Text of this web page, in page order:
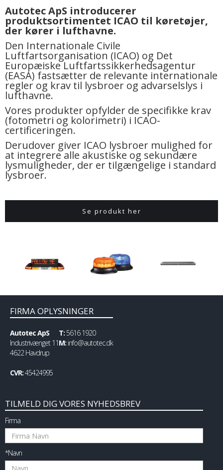
Autotec ApS introducerer
produktsortimentet ICAO til køretøjer,
der kører i lufthavne.
Den Internationale Civile
Luftfartsorganisation (ICAO) og Det
Europæiske Luftfartssikkerhedsagentur
(EASA) fastsætter de relevante internationale
regler og krav til lysbroer og advarselslys i
lufthavne.
Vores produkter opfylder de specifikke krav
(fotometri og kolorimetri) i ICAO-
certificeringen.
Derudover giver ICAO lysbroer mulighed for
at integrere alle akustiske og sekundære
lysmuligheder, der er tilgængelige i standard
lysbroer.
Se produkt her
FIRMA OPLYSNINGER
Autotec ApS
Industrivænget 11
4622 Havdrup
CVR:45424995
T:5616 1920
M: info@autotec.dk
TILMELD DIG VORES NYHEDSBREV
Firma
*Navn